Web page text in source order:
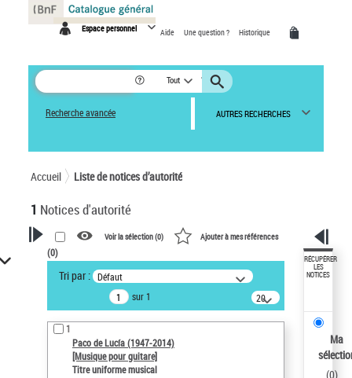
Espace personnel Aide Une question ? Historique
Tout
Recherche avancée AUTRES RECHERCHES
Accueil Liste de notices d’autorité
1 Notices d'autorité
VOTRE RECHERCHE
Recherche avancée dans les
notices d’autorité
Œuvres liées à l'auteur :
Paco de Lucía (1947-2014)
Voir la sélection (0) Ajouter à mes références
(0)
Tri par : Défaut
sur 1
20
résultats/page
1
Paco de Lucía (1947-2014)
[Musique pour guitare]
Titre uniforme musical
RÉCUPÉRER
LES
NOTICES
Ma
(0)
Panneau de gestion des cookies